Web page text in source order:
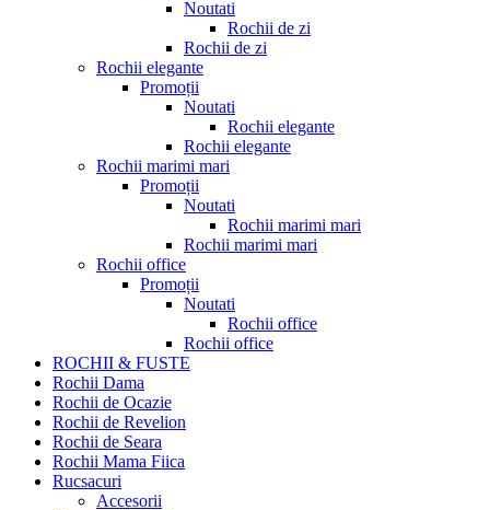
Noutati
Rochii de zi
Rochii de zi
Rochii elegante
Promoții
Noutati
Rochii elegante
Rochii elegante
Rochii marimi mari
Promoții
Noutati
Rochii marimi mari
Rochii marimi mari
Rochii office
Promoții
Noutati
Rochii office
Rochii office
ROCHII & FUSTE
Rochii Dama
Rochii de Ocazie
Rochii de Revelion
Rochii de Seara
Rochii Mama Fiica
Rucsacuri
Accesorii